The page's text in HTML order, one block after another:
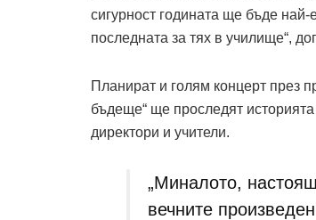
сигурност годината ще бъде
последната за тях в училище“,
Планират и голям концерт през
бъдеще“ ще проследят
директори и учители.
„Миналото,
вечните